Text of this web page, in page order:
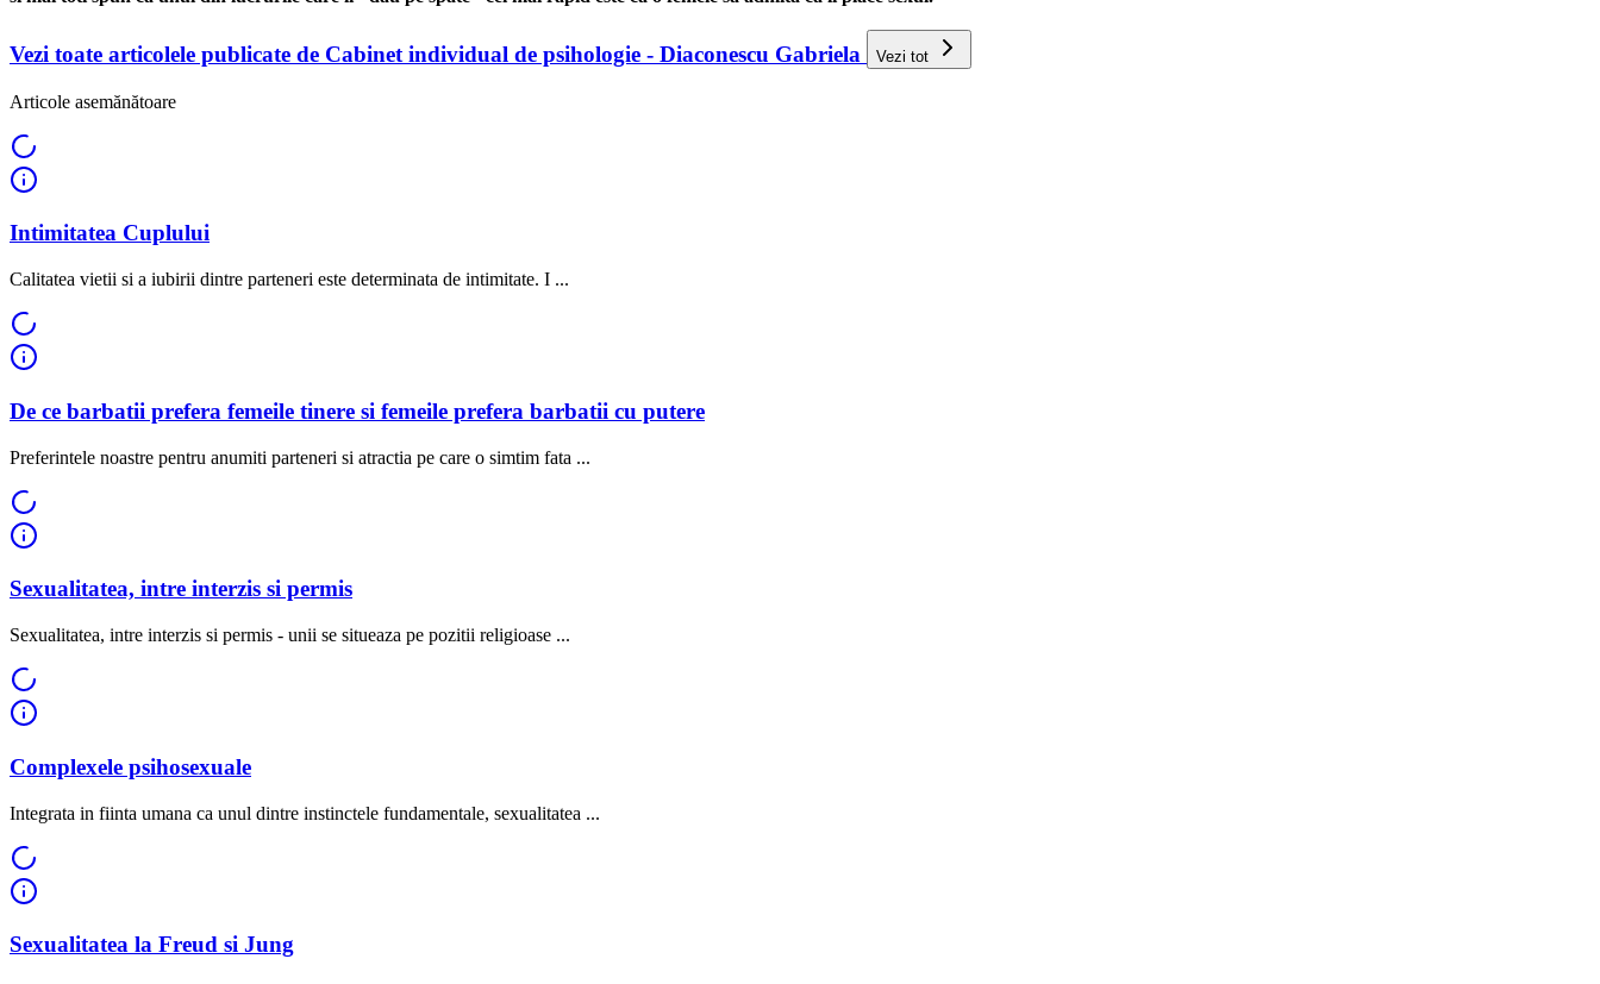
Vezi toate articolele publicate de Cabinet individual de psihologie - Diaconescu Gabriela Vezi tot
Articole asemănătoare
Intimitatea Cuplului
Calitatea vietii si a iubirii dintre parteneri este determinata de intimitate. I ...
De ce barbatii prefera femeile tinere si femeile prefera barbatii cu putere
Preferintele noastre pentru anumiti parteneri si atractia pe care o simtim fata ...
Sexualitatea, intre interzis si permis
Sexualitatea, intre interzis si permis - unii se situeaza pe pozitii religioase ...
Complexele psihosexuale
Integrata in fiinta umana ca unul dintre instinctele fundamentale, sexualitatea ...
Sexualitatea la Freud si Jung